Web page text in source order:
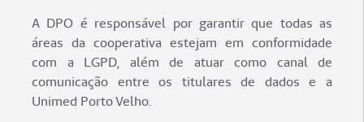
A DPO é responsável por garantir que todas as
áreas da cooperativa estejam em conformidade
com a LGPD, além de atuar como canal de
comunicação entre os titulares de dados e a
Unimed Porto Velho.